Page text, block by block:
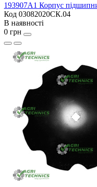
193907A1 Корпус
Код 03082020СК.04
В наявності
0 грн